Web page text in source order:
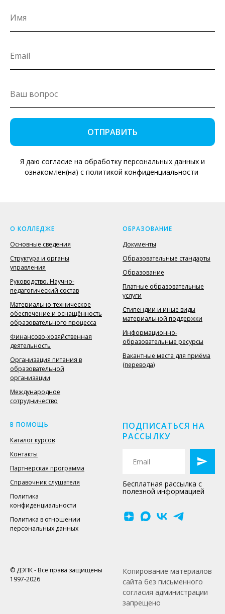
ОТПРАВИТЬ
Я даю согласие на обработку персональных данных и
ознакомлен(на) с политикой конфиденциальности
О КОЛЛЕДЖЕ
Основные сведения
Структура и органы
управления
Руководство. Научно-
педагогический состав
Материально-техническое
обеспечение и оснащённость
образовательного процесса
Финансово-хозяйственная
деятельность
Организация питания в
образовательной
организации
Международное
сотрудничество
ОБРАЗОВАНИЕ
Документы
Образовательные стандарты
Образование
Платные образовательные
услуги
Стипендии и иные виды
материальной поддержки
Информационно-
образовательные ресурсы
Вакантные места для приёма
(перевода)
В ПОМОЩЬ
Каталог курсов
Контакты
Партнерская программа
Справочник слушателя
Политика
конфиденциальности
Политика в отношении
персональных данных
ПОДПИСАТЬСЯ НА
РАССЫЛКУ
Бесплатная рассылка с
полезной информацией
© ДЭПК - Все права защищены
1997-2026
Копирование материалов
сайта без письменного
согласия администрации
запрещено